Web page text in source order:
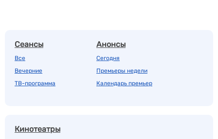
Сеансы
Все
Вечерние
ТВ-программа
Анонсы
Сегодня
Премьеры недели
Календарь премьер
Кинотеатры